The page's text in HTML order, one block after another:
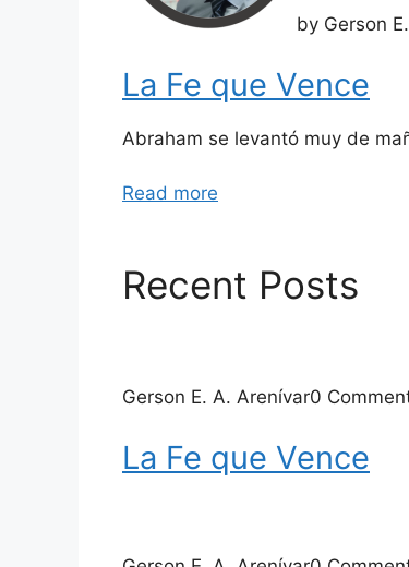
by Gerson
La Fe que Vence
Abraham se levantó muy de
Read more
Recent Posts
Gerson E. A. Arenívar0
La Fe que Vence